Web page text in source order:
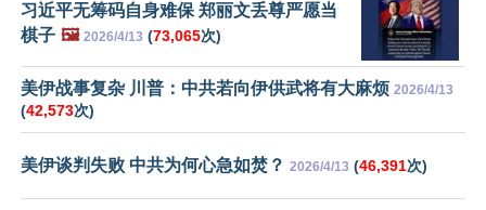
习近平无筹码自身难保 郑丽文丢尊严愿当
棋子 🖼️ 2026/4/13 (73,065次)
美伊战事复杂 川普：中共若向伊供武将有大麻烦 2026/4/13
(42,573次)
美伊谈判失败 中共为何心急如焚？ 2026/4/13 (46,391次)